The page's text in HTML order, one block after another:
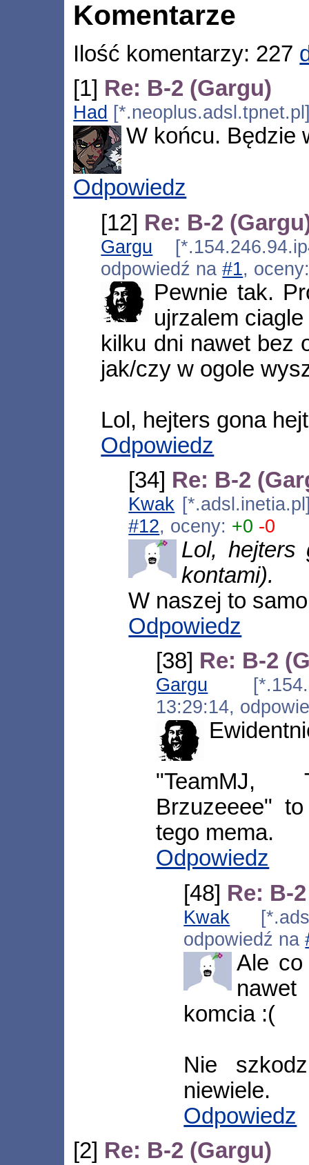
Komentarze
Ilość komentarzy: 227
[1] Re: B-2 (Gargu)
Had
W końcu. Będzie
Odpowiedz
[12] Re: B-2
Gargu
odpowiedź na#1,
Pewnie tak.
ujrzalem
kilku dni nawet bez
jak/czy w ogole
Lol, hejters gona
Odpowiedz
[34] Re: B-2
Kwak
#12, oceny: +0 -0
Lol,
kontami).
W naszej to
Odpowiedz
[38] Re: B-2
Gargu
13:29:14,
"TeamMJ,
Brzuzeeee"
tego mema.
Odpowiedz
[48] Re: B-
Kwak
odpowiedź na
Ale co
komcia :(
Nie
niewiele.
Odpowiedz
[2] Re: B-2 (Gargu)